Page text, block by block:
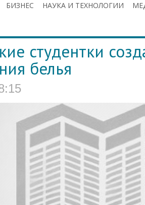
БИЗНЕС НАУКА И ТЕХНОЛОГИИ
студентки
белья